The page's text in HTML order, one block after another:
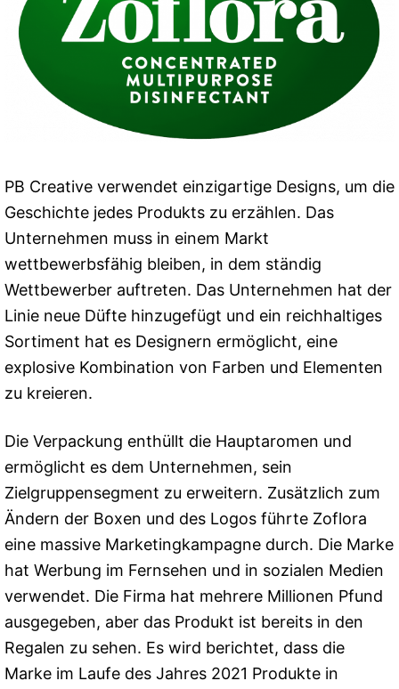
PB Creative verwendet einzigartige Designs, um die
Geschichte jedes Produkts zu erzählen. Das
Unternehmen muss in einem Markt
wettbewerbsfähig bleiben, in dem ständig
Wettbewerber auftreten. Das Unternehmen hat der
Linie neue Düfte hinzugefügt und ein reichhaltiges
Sortiment hat es Designern ermöglicht, eine
explosive Kombination von Farben und Elementen
zu kreieren.
Die Verpackung enthüllt die Hauptaromen und
ermöglicht es dem Unternehmen, sein
Zielgruppensegment zu erweitern. Zusätzlich zum
Ändern der Boxen und des Logos führte Zoflora
eine massive Marketingkampagne durch. Die Marke
hat Werbung im Fernsehen und in sozialen Medien
verwendet. Die Firma hat mehrere Millionen Pfund
ausgegeben, aber das Produkt ist bereits in den
Regalen zu sehen. Es wird berichtet, dass die
Marke im Laufe des Jahres 2021 Produkte in